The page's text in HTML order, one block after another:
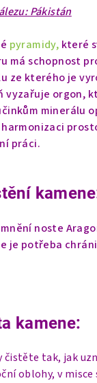
Pákistán
pyramidy, které
má schopnost
ze kterého je
vyzařuje orgon,
minerálu
práci.
noste
je potřeba
kamene:
čistěte tak, jak
oblohy, v misce